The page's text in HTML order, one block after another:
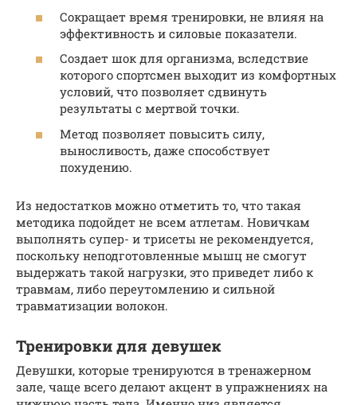
Сокращает время тренировки, не влияя на
эффективность и силовые показатели.
Создает шок для организма, вследствие
которого спортсмен выходит из комфортных
условий, что позволяет сдвинуть
результаты с мертвой точки.
Метод позволяет повысить силу,
выносливость, даже способствует
похудению.
Из недостатков можно отметить то, что такая
методика подойдет не всем атлетам. Новичкам
выполнять супер- и трисеты не рекомендуется,
поскольку неподготовленные мышц не смогут
выдержать такой нагрузки, это приведет либо к
травмам, либо переутомлению и сильной
травматизации волокон.
Тренировки для девушек
Девушки, которые тренируются в тренажерном
зале, чаще всего делают акцент в упражнениях на